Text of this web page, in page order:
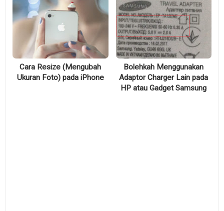
Cara Resize (Mengubah
Ukuran Foto) pada iPhone
Bolehkah Menggunakan
Adaptor Charger Lain pada
HP atau Gadget Samsung